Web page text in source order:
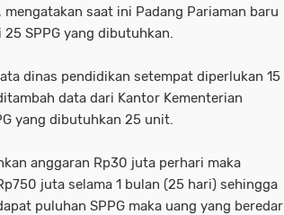
mengatakan saat ini Padang Pariaman baru
SPPG yang dibutuhkan.
dinas pendidikan setempat diperlukan 15
data dari Kantor Kementerian
yang dibutuhkan 25 unit.
anggaran Rp30 juta perhari maka
juta selama 1 bulan (25 hari) sehingga
puluhan SPPG maka uang yang beredar